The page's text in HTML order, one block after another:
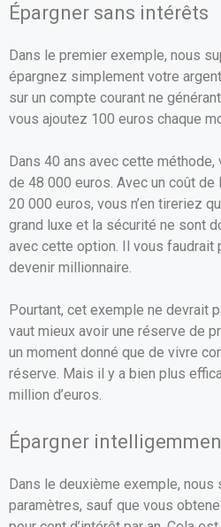
Épargner sans intérêts
Dans le premier exemple, nous
épargnez simplement votre
sur un compte courant ne
vous ajoutez 100 euros chaque
Dans 40 ans avec cette méthode,
de 48 000 euros. Avec un coût de
20 000 euros, vous n’en tireriez
grand luxe et la sécurité ne sont
avec cette option. Il vous faudrait
devenir millionnaire.
Pourtant, cet exemple ne devrait
vaut mieux avoir une réserve de
un moment donné que de vivre
réserve. Mais il y a bien plus
million d’euros.
Épargner
Dans le deuxième exemple,
paramètres, sauf que vous